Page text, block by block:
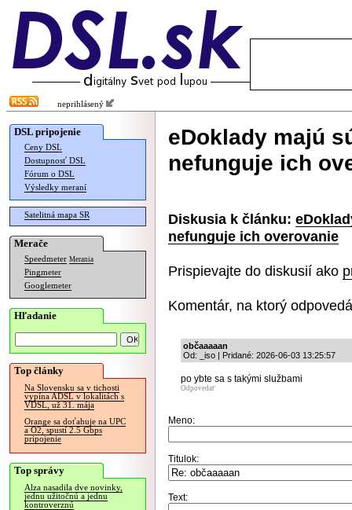
neprihlásený
DSL pripojenie
Ceny DSL
Dostupnosť DSL
Fórum o DSL
Výsledky meraní
Satelitná mapa SR
Merače
Speedmeter Merania
Pingmeter
Googlemeter
Hľadanie
Top články
Na Slovensku sa v tichosti
vypína ADSL v lokalitách s
VDSL, už 31. mája
Orange sa doťahuje na UPC
a O2, spustí 2.5 Gbps
pripojenie
Top správy
Alza nasadila dve novinky,
jednu užitočnú a jednu
kontroverznú
eDoklady majú
nefunguje ich
Diskusia k článku:
nefunguje ich overovanie
Prispievajte do diskusií ako
Komentár, na ktorý
občaaaaan
Od: _iso | Pridané: 2026-06-03 13:25:57
po ybte sa s takými službami
Odpovedať
Meno:
Titulok:
Text: